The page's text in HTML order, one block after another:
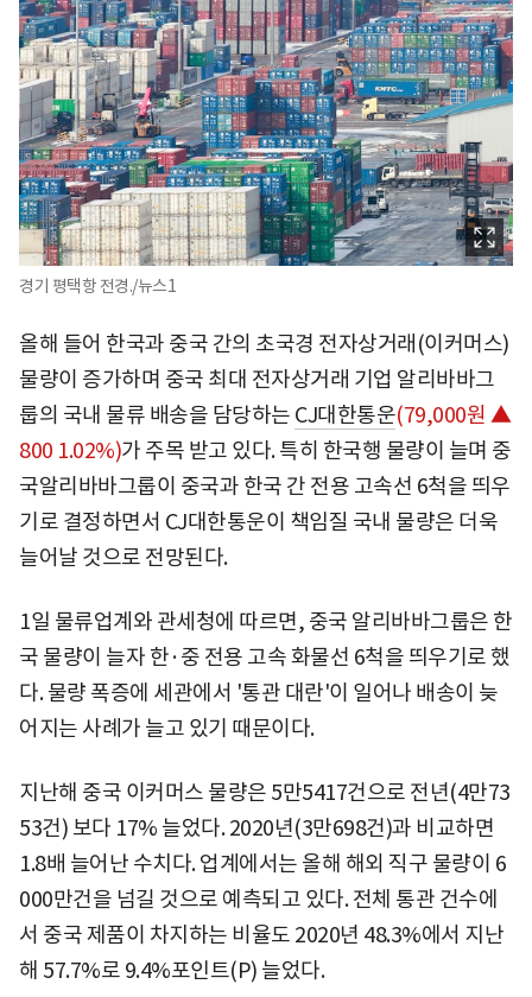
경기 평택항 전경./뉴스1
올해 들어 한국과 중국 간의 초국경 전자상거래(이커머스)
물량이 증가하며 중국 최대 전자상거래 기업 알리바바그
룹의 국내 물류 배송을 담당하는 CJ대한통운(79,000원 ▲
800 1.02%)가 주목 받고 있다. 특히 한국행 물량이 늘며 중
국알리바바그룹이 중국과 한국 간 전용 고속선 6척을 띄우
기로 결정하면서 CJ대한통운이 책임질 국내 물량은 더욱
늘어날 것으로 전망된다.
1일 물류업계와 관세청에 따르면, 중국 알리바바그룹은 한
국 물량이 늘자 한·중 전용 고속 화물선 6척을 띄우기로 했
다. 물량 폭증에 세관에서 '통관 대란'이 일어나 배송이 늦
어지는 사례가 늘고 있기 때문이다.
지난해 중국 이커머스 물량은 5만5417건으로 전년(4만73
53건) 보다 17% 늘었다. 2020년(3만698건)과 비교하면
1.8배 늘어난 수치다. 업계에서는 올해 해외 직구 물량이 6
000만건을 넘길 것으로 예측되고 있다. 전체 통관 건수에
서 중국 제품이 차지하는 비율도 2020년 48.3%에서 지난
해 57.7%로 9.4%포인트(P) 늘었다.